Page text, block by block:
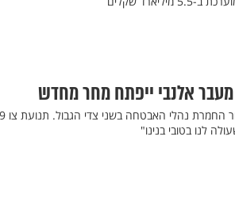
אלנבי ייפתח מחר מחדש
לנו בטובי בנינו"